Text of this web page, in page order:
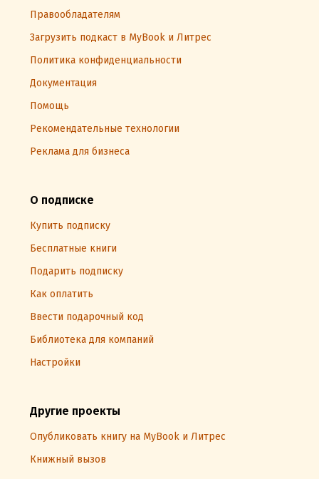
Правообладателям
Загрузить подкаст в MyBook и Литрес
Политика конфиденциальности
Документация
Помощь
Рекомендательные технологии
Реклама для бизнеса
О подписке
Купить подписку
Бесплатные книги
Подарить подписку
Как оплатить
Ввести подарочный код
Библиотека для компаний
Настройки
Другие проекты
Опубликовать книгу на MyBook и Литрес
Книжный вызов